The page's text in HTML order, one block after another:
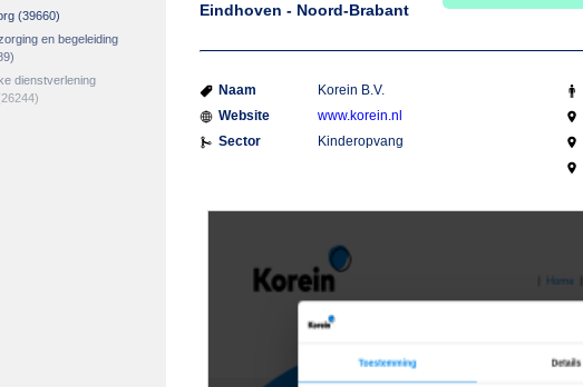
(39660)
en begeleiding
dienstverlening
Eindhoven - Noord-Brabant
Naam
Korein B.V.
Website
www.korein.nl
Sector
Kinderopvang